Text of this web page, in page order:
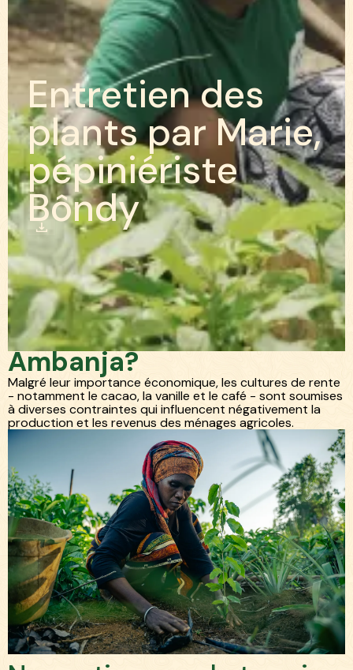
Entretiendes
plantspar Marie,
pépiniériste
Bôndy
Pourquoi choisir
Ambanja?
Malgré leur importance économique, les cultures de rente
- notamment le cacao, la vanille et le café - sont soumises
à diverses contraintes qui influencent négativement la
production et les revenus des ménages agricoles.